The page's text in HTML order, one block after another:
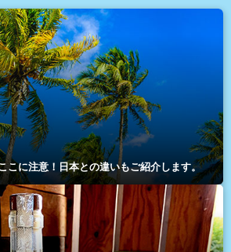
こに注意！日本との違いもご紹介します。